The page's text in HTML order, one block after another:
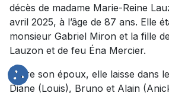
décès de madame Marie-Reine
avril 2025, à l’âge de 87 ans. Elle
monsieur Gabriel Miron et la fille
Lauzon et de feu Éna Mercier.
Outre son époux, elle laisse dans
Diane (Louis), Bruno et Alain